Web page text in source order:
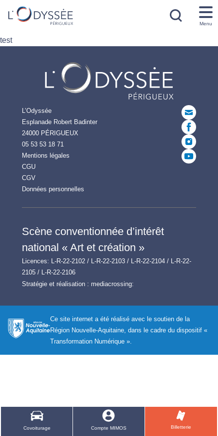
Covoiturage Compte MIMOS Billetterie
Menu
test
L’Odyssée
Esplanade Robert Badinter
24000 PÉRIGUEUX
05 53 53 18 71
Mentions légales
CGU
CGV
Données personnelles
Scène conventionnée d’intérêt
national « Art et création »
Licences: L-R-22-2102 / L-R-22-2103 / L-R-22-2104 / L-R-22-
2105 / L-R-22-2106
Stratégie et réalisation : mediacrossing:
Ce site internet a été réalisé avec le soutien de la
Région Nouvelle-Aquitaine, dans le cadre du dispositif «
Transformation Numérique ».